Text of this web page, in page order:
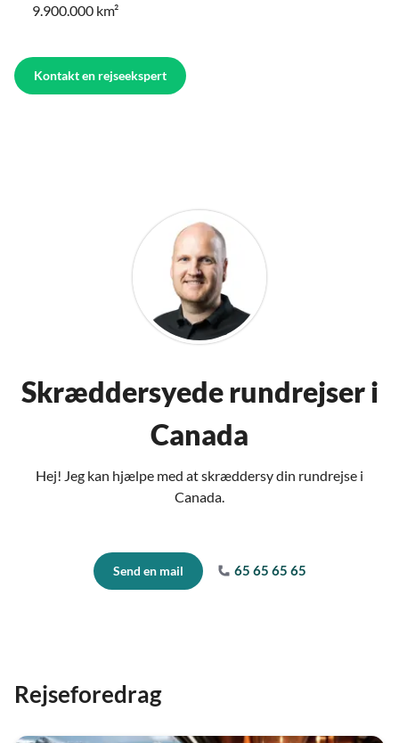
9.900.000 km²
Kontakt en rejseekspert
Skræddersyede rundrejser i
Canada
Hej! Jeg kan hjælpe med at skræddersy din rundrejse i
Canada.
Send en mail 65 65 65 65
Rejseforedrag